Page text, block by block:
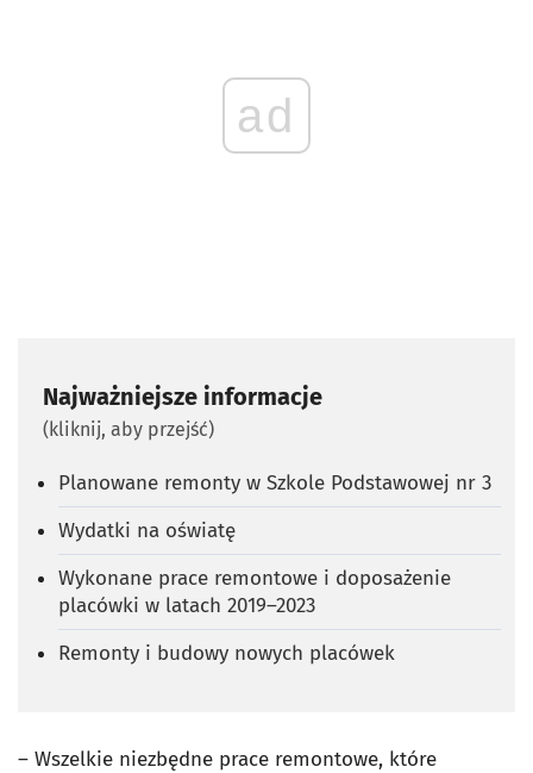
ad
Najważniejsze informacje
(kliknij, aby przejść)
Planowane remonty w Szkole Podstawowej nr 3
Wydatki na oświatę
Wykonane prace remontowe i doposażenie
placówki w latach 2019–2023
Remonty i budowy nowych placówek
– Wszelkie niezbędne prace remontowe, które